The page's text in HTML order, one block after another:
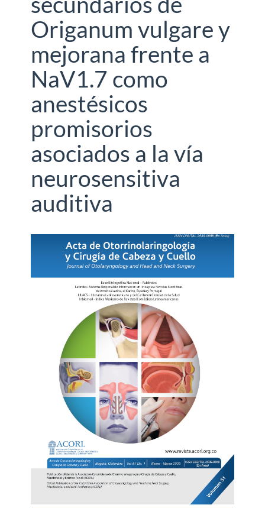
Origanum vulgare y
mejorana frente a
NaV1.7 como
anestésicos
promisorios
asociados a la vía
neurosensitiva
auditiva
Barra
lateral
del
artículo